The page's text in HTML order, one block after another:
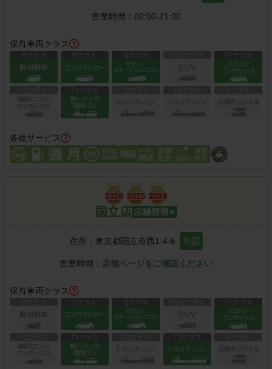
営業時間： 08:00-21:00
保有車両クラス
各種サービス
国立店
住所： 東京都国立市西1-4-6 地図
営業時間： 店舗ページをご確認ください
保有車両クラス